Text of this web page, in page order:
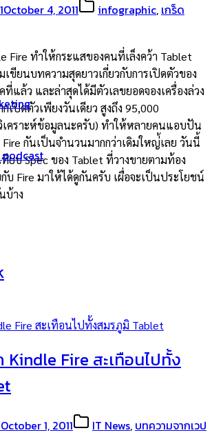
October 4, 2011 infographic, เกร็ด
Fire ทำให้กระแสของคนที่เล็งคว้า Tablet
ขียนบทความสุดยาวเกี่ยวกับการเปิดตัวของ
ที่แล้ว และล่าสุดได้มีตัวเลขยอดจองเครื่องล่วง
เปิดตัวเพียงวันเดียว สูงถึง 95,000
เคราะห์ข้อมูลนะครับ) ทำให้หลายคนแอบปัน
กันเป็นจำนวนมากกว่าเดิมใหญ่้เลย วันนี้
ทียบ Spec ของ Tablet ที่วางขายตามท้อง
บ Fire มาให้ได้ดูกันครับ เผื่อจะเป็นประโยชน์
บ้าง
Fire สะเทือนไปทั้ง
October 1, 2011 IT News, บทความจากเวป